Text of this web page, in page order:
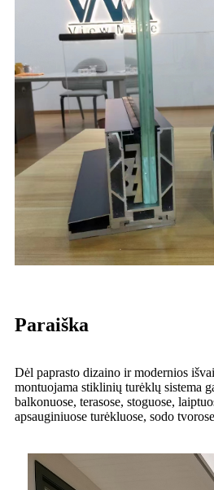
Paraiška
Dėl paprasto dizaino ir modernios
montuojama stiklinių turėklų sistema
balkonuose, terasose, stoguose,
apsauginiuose turėkluose, sodo